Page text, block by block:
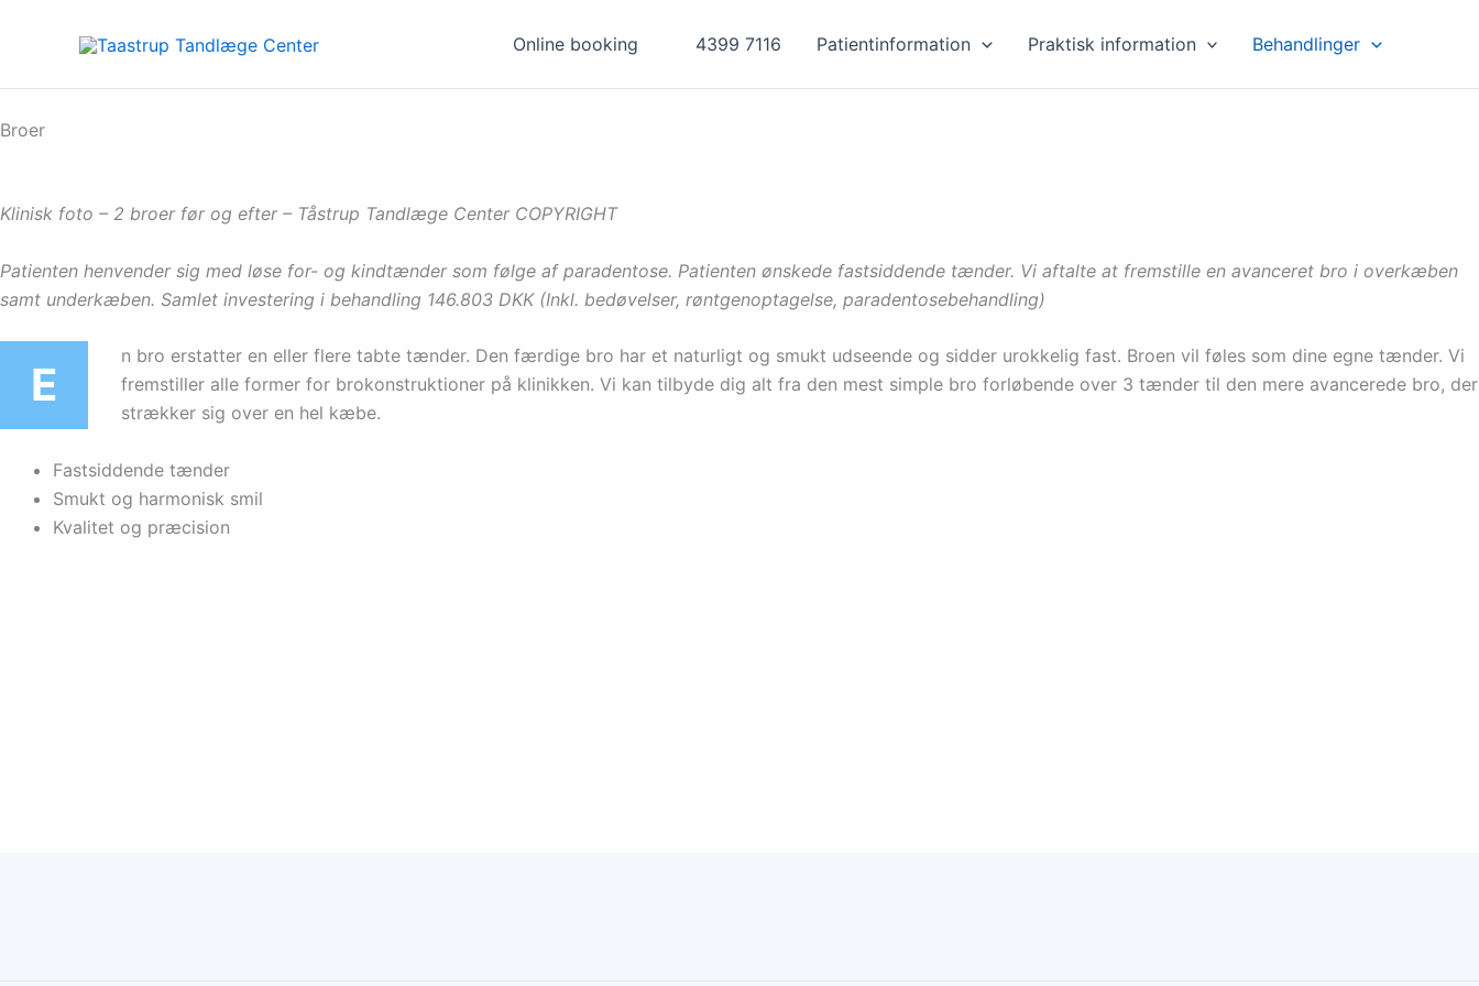
Online booking 4399 7116 Patientinformation Praktisk information Behandlinger
Broer
Klinisk foto – 2 broer før og efter – Tåstrup Tandlæge Center COPYRIGHT
Patienten henvender sig med løse for- og kindtænder som følge af paradentose. Patienten ønskede fastsiddende tænder. Vi aftalte at fremstille en avanceret bro i overkæben
samt underkæben. Samlet investering i behandling 146.803 DKK (Inkl. bedøvelser, røntgenoptagelse, paradentosebehandling)
E
n bro erstatter en eller flere tabte tænder. Den færdige bro har et naturligt og smukt udseende og sidder urokkelig fast. Broen vil føles som dine egne tænder. Vi
fremstiller alle former for brokonstruktioner på klinikken. Vi kan tilbyde dig alt fra den mest simple bro forløbende over 3 tænder til den mere avancerede bro, der
strækker sig over en hel kæbe.
Fastsiddende tænder
Smukt og harmonisk smil
Kvalitet og præcision